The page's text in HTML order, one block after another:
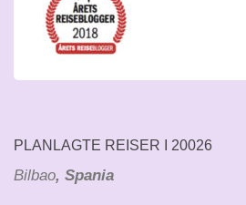
PLANLAGTE REISER I 20026
Bilbao, Spania